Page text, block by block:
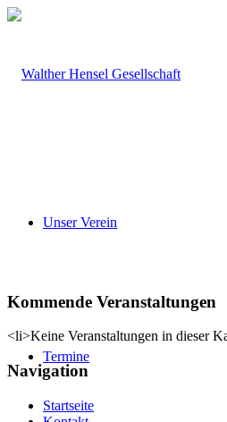
Unser Verein
Termine
Kommende Veranstaltungen
<li>Keine Veranstaltungen in dieser
Navigation
Startseite